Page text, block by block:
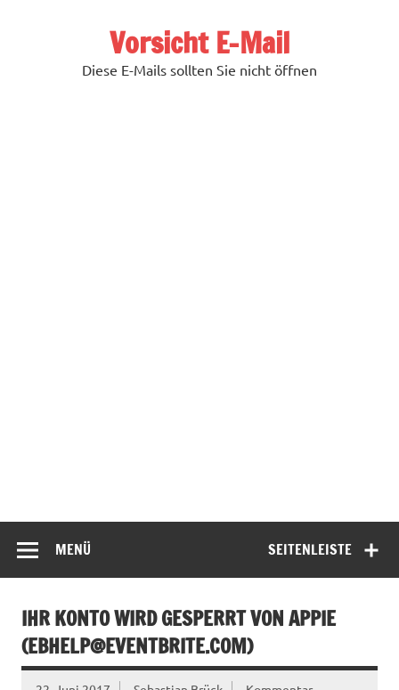
Vorsicht E-Mail
Diese E-Mails sollten Sie nicht öffnen
SEITENLEISTE
MENÜ
IHR KONTO WIRD GESPERRT VON APPIE
(EBHELP@EVENTBRITE.COM)